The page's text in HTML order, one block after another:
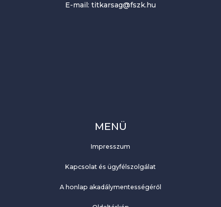
E-mail: titkarsag@fszk.hu
MENÜ
Impresszum
Kapcsolat és ügyfélszolgálat
A honlap akadálymentességéről